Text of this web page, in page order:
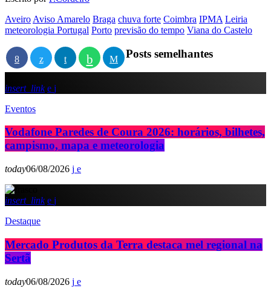
Aveiro Aviso Amarelo Braga chuva forte Coimbra IPMA Leiria
meteorologia Portugal Porto previsão do tempo Viana do Castelo
Posts semelhantes
insert_link
Eventos
Vodafone Paredes de Coura 2026: horários, bilhetes,
campismo, mapa e meteorologia
today06/08/2026
insert_link
Destaque
Mercado Produtos da Terra destaca mel regional na
Sertã
today06/08/2026